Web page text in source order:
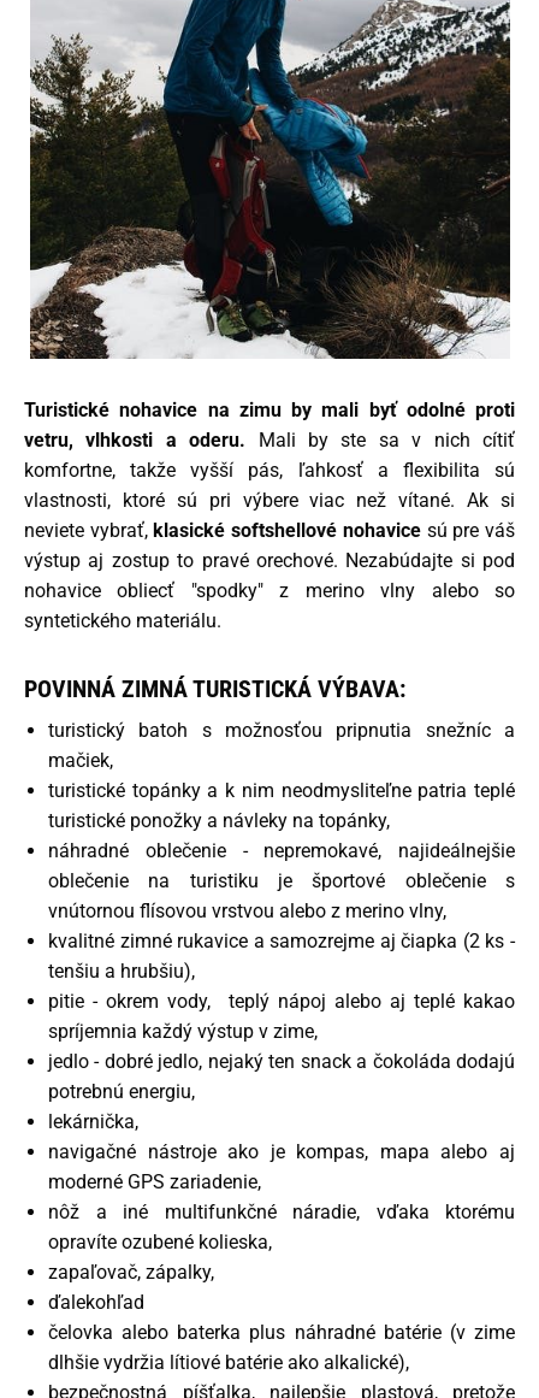
Turistické nohavice na zimu by mali byť odolné proti
vetru, vlhkosti a oderu. Mali by ste sa v nich cítiť
komfortne, takže vyšší pás, ľahkosť a flexibilita sú
vlastnosti, ktoré sú pri výbere viac než vítané. Ak si
neviete vybrať,klasické softshellové nohavicesú pre váš
výstup aj zostup to pravé orechové. Nezabúdajte si pod
nohavice obliecť "spodky" z merino vlny alebo so
syntetického materiálu.
POVINNÁ ZIMNÁ TURISTICKÁ VÝBAVA:
turistický batoh s možnosťou pripnutia snežníc a
mačiek,
turistické topánky a k nim neodmysliteľne patria teplé
turistické ponožky a návleky na topánky,
náhradné oblečenie - nepremokavé, najideálnejšie
oblečenie na turistiku je športové oblečenie s
vnútornou flísovou vrstvou alebo z merino vlny,
kvalitné zimné rukavice a samozrejme aj čiapka (2 ks -
tenšiu a hrubšiu),
pitie - okrem vody, teplý nápoj alebo aj teplé kakao
spríjemnia každý výstup v zime,
jedlo - dobré jedlo, nejaký ten snack a čokoláda dodajú
potrebnú energiu,
lekárnička,
navigačné nástroje ako je kompas, mapa alebo aj
moderné GPS zariadenie,
nôž a iné multifunkčné náradie, vďaka ktorému
opravíte ozubené kolieska,
zapaľovač, zápalky,
ďalekohľad
čelovka alebo baterka plus náhradné batérie (v zime
dlhšie vydržia lítiové batérie ako alkalické),
bezpečnostná píšťalka, najlepšie plastová, pretože